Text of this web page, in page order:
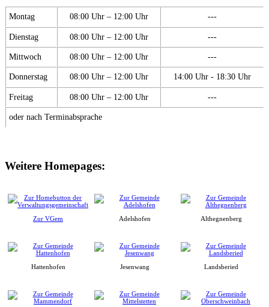
Montag 08:00 Uhr – 12:00 Uhr ---
Dienstag 08:00 Uhr – 12:00 Uhr ---
Mittwoch 08:00 Uhr – 12:00 Uhr ---
Donnerstag 08:00 Uhr – 12:00 Uhr 14:00 Uhr - 18:30 Uhr
Freitag 08:00 Uhr – 12:00 Uhr ---
oder nach Terminabsprache
Weitere Homepages:
Zur VGem Adelshofen Althegnenberg
Hattenhofen Jesenwang Landsberied